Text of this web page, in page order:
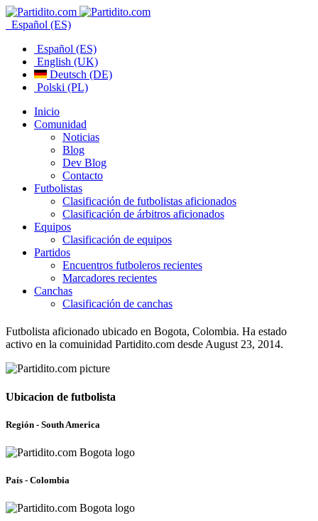
Español (ES)
Español (ES)
English (UK)
Deutsch (DE)
Polski (PL)
Inicio
Comunidad
Noticias
Blog
Dev Blog
Contacto
Futbolistas
Clasificación de futbolistas aficionados
Clasificación de árbitros aficionados
Equipos
Clasificación de equipos
Partidos
Encuentros futboleros recientes
Marcadores recientes
Canchas
Clasificación de canchas
Futbolista aficionado ubicado en Bogota, Colombia. Ha estado
activo en la comuinidad Partidito.com desde August 23, 2014.
Ubicacion de futbolista
Región - South America
País - Colombia